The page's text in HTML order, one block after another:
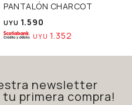
PANTALÓN CHARCOT
UYU 1.590
UYU 1.352
newsletter
tu primera compra!